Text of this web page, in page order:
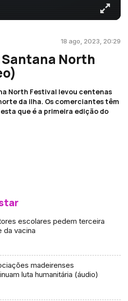
18 ago, 2023, 20:29
Santana North
North Festival levou centenas
da ilha. Os comerciantes têm
que é a primeira edição do
escolares pedem terceira
da vacina
madeirenses
luta humanitária (áudio)